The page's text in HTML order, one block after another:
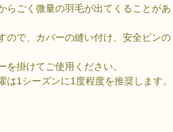
ごく微量の羽毛が出てくることがあ
ので、カバーの縫い付け、安全ピンの
掛けてご使用ください。
1シーズンに1度程度を推奨します。